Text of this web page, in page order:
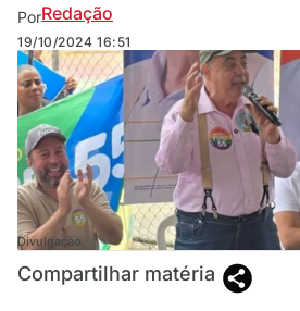
PorRedação
19/10/2024 16:51
Divulgação
Compartilhar matéria